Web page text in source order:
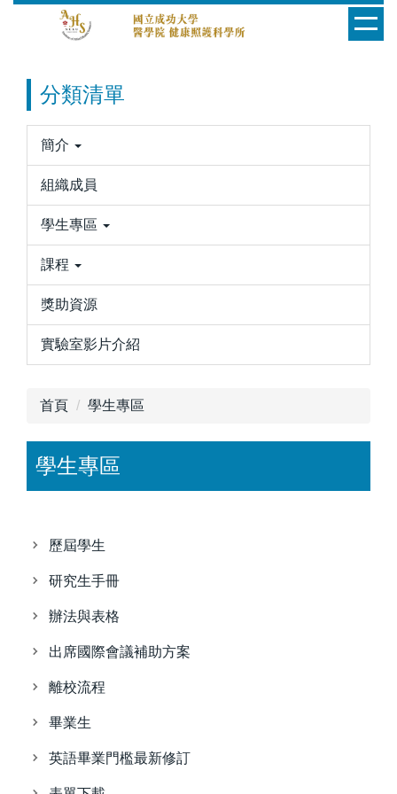
分類清單
簡介
組織成員
學生專區
課程
獎助資源
實驗室影片介紹
首頁 學生專區
學生專區
歷屆學生
研究生手冊
辦法與表格
出席國際會議補助方案
離校流程
畢業生
英語畢業門檻最新修訂